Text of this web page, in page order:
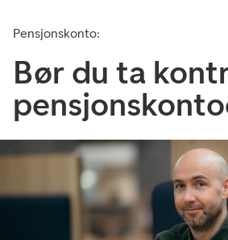
Pensjonskonto:
Bør du ta